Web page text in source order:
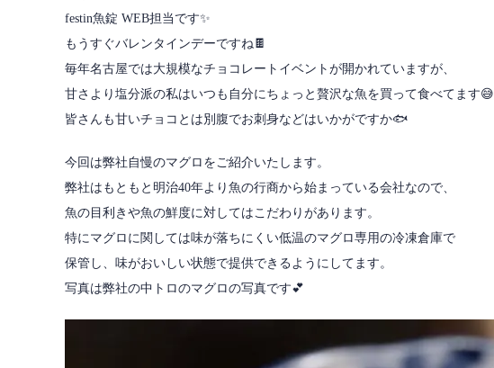
festin魚錠 WEB担当です✨
もうすぐバレンタインデーですね🍫
毎年名古屋では大規模なチョコレートイベントが開かれていますが、
甘さより塩分派の私はいつも自分にちょっと贅沢な魚を買って食べてます😅
皆さんも甘いチョコとは別腹でお刺身などはいかがですか🐟
今回は弊社自慢のマグロをご紹介いたします。
弊社はもともと明治40年より魚の行商から始まっている会社なので、
魚の目利きや魚の鮮度に対してはこだわりがあります。
特にマグロに関しては味が落ちにくい低温のマグロ専用の冷凍倉庫で
保管し、味がおいしい状態で提供できるようにしてます。
写真は弊社の中トロのマグロの写真です💕